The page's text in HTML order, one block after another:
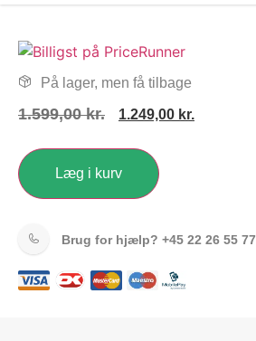
På lager, men få tilbage
1.599,00kr. 1.249,00 kr.
Læg i kurv
Brug for hjælp? +45 22 26 55 77